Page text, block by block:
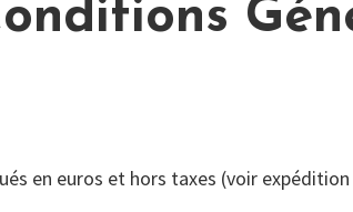
en euros et hors taxes (voir